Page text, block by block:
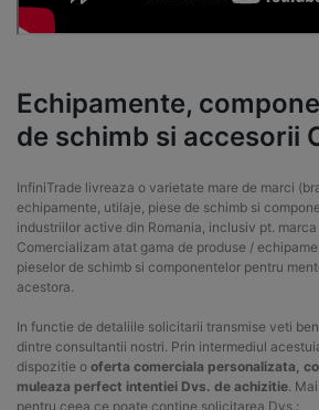
Echipamente,
de schimb si accesorii
InfiniTrade livreaza o varietate mare de marci
echipamente, utilaje, piese de schimb si
industriilor active din Romania, inclusiv pt. marca
Comercializam atat gama de produse /
pieselor de schimb si componentelor pentru
acestora.
In functie de detaliile solicitarii transmise veti
dintre consultantii nostri. Prin intermediul
dispozitie o oferta comerciala personalizata,
muleaza perfect intentiei Dvs. de achizitie .
pentru ceea ce poate contine solicitarea Dvs.: